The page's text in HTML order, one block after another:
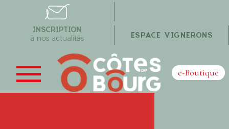
ESPACE VIGNERONS
INSCRIPTION
à nos actualités
e-Boutique